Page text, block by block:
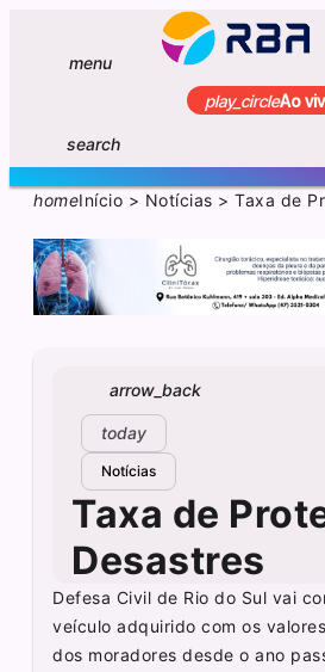
menu
play_circleAo
search
homeInício > Notícias >Taxa de
arrow_back
today
Notícias
Taxa de
Desastres
Defesa Civil de Rio do Sul vai
veículo adquirido com os
dos moradores desde o ano